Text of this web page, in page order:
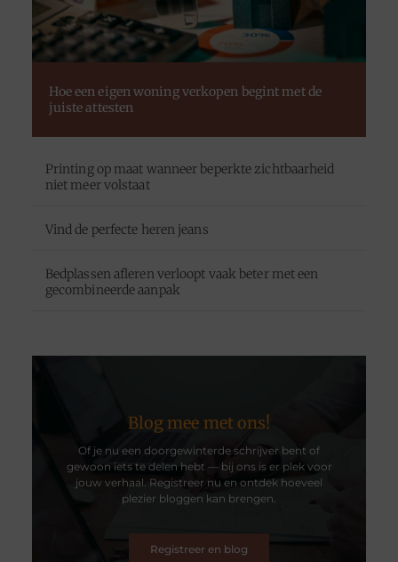
Hoe een eigen woning verkopen begint met de
juiste attesten
Printing op maat wanneer beperkte zichtbaarheid
niet meer volstaat
Vind de perfecte heren jeans
Bedplassen afleren verloopt vaak beter met een
gecombineerde aanpak
Blog mee met ons!
Of je nu een doorgewinterde schrijver bent of
gewoon iets te delen hebt — bij ons is er plek voor
jouw verhaal. Registreer nu en ontdek hoeveel
plezier bloggen kan brengen.
Registreer en blog